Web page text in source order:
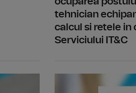
tehnician
calcul si retele in
Serviciului IT&C